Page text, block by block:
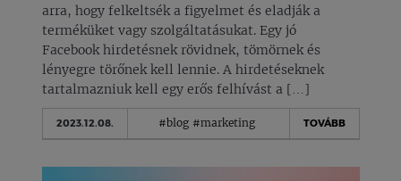
arra, hogy felkeltsék a figyelmet és eladják a
terméküket vagy szolgáltatásukat. Egy jó
Facebook hirdetésnek rövidnek, tömörnek és
lényegre törőnek kell lennie. A hirdetéseknek
tartalmazniuk kell egy erős felhívást a […]
2023.12.08. #blog #marketing TOVÁBB